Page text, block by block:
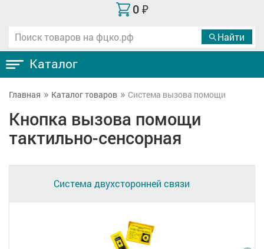
0 ₽
Каталог
Главная Каталог товаров Система вызова помощи
Кнопка вызова помощи
тактильно-сенсорная
Система двухсторонней связи